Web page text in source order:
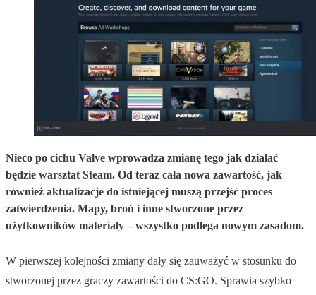
Nieco po cichu Valve wprowadza zmianę tego jak działać
będzie warsztat Steam. Od teraz cała nowa zawartość, jak
również aktualizacje do istniejącej muszą przejść proces
zatwierdzenia. Mapy, broń i inne stworzone przez
użytkowników materiały – wszystko podlega nowym zasadom.
W pierwszej kolejności zmiany dały się zauważyć w stosunku do
stworzonej przez graczy zawartości do CS:GO. Sprawia szybko